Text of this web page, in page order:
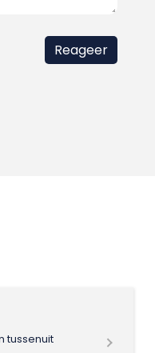
tussenuit